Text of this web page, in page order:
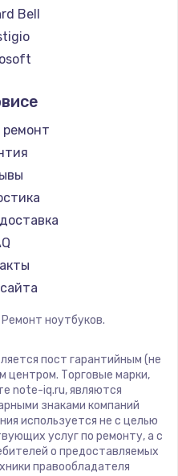
Evga
Google
Echips
Predator
iru
Machenike
DEXP
Teclast
CHUWI
Colorful
Bell
ноутбуков.
пост гарантийным (не
центром. Торговые марки,
note-iq.ru, являются
знаками компаний
используется не с целью
услуг по ремонту, а с
о предоставляемых
правообладателя